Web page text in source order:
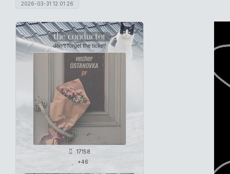
2026-03-31 12:01:26
the conductor
don't forget the ticket!
17158
+46